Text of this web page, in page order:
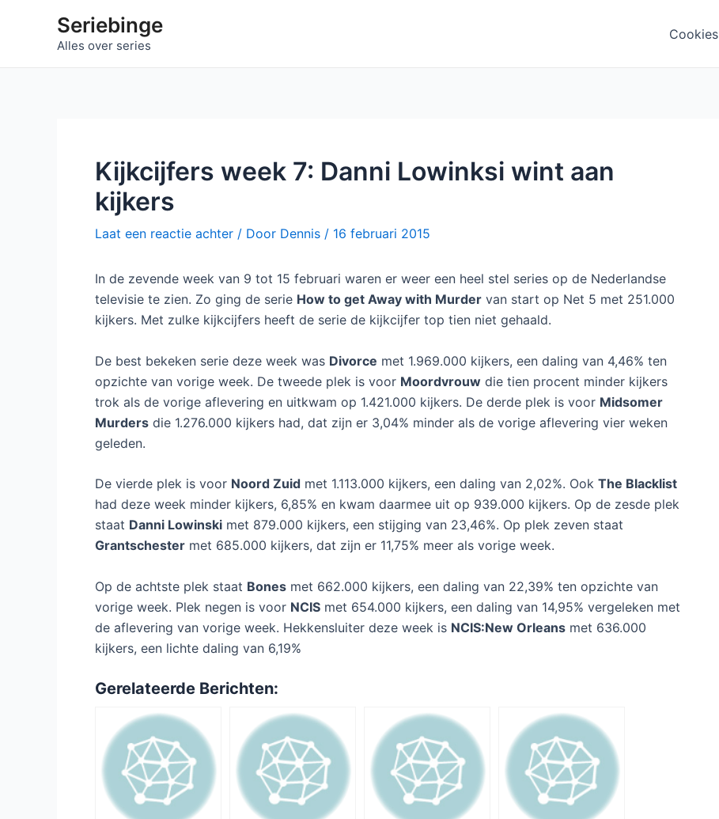
Seriebinge
Alles over series
Cookies
Kijkcijfers week 7: Danni Lowinksi wint aan
kijkers
Laat een reactie achter / Door Dennis / 16 februari 2015
In de zevende week van 9 tot 15 februari waren er weer een heel stel series op de Nederlandse
televisie te zien. Zo ging de serie How to get Away with Murder van start op Net 5 met 251.000
kijkers. Met zulke kijkcijfers heeft de serie de kijkcijfer top tien niet gehaald.
De best bekeken serie deze week was Divorce met 1.969.000 kijkers, een daling van 4,46% ten
opzichte van vorige week. De tweede plek is voor Moordvrouw die tien procent minder kijkers
trok als de vorige aflevering en uitkwam op 1.421.000 kijkers. De derde plek is voor Midsomer
Murders die 1.276.000 kijkers had, dat zijn er 3,04% minder als de vorige aflevering vier weken
geleden.
De vierde plek is voor Noord Zuid met 1.113.000 kijkers, een daling van 2,02%. Ook The Blacklist
had deze week minder kijkers, 6,85% en kwam daarmee uit op 939.000 kijkers. Op de zesde plek
staat Danni Lowinski met 879.000 kijkers, een stijging van 23,46%. Op plek zeven staat
Grantschester met 685.000 kijkers, dat zijn er 11,75% meer als vorige week.
Op de achtste plek staat Bones met 662.000 kijkers, een daling van 22,39% ten opzichte van
vorige week. Plek negen is voor NCIS met 654.000 kijkers, een daling van 14,95% vergeleken met
de aflevering van vorige week. Hekkensluiter deze week is NCIS:New Orleans met 636.000
kijkers, een lichte daling van 6,19%
Gerelateerde Berichten: